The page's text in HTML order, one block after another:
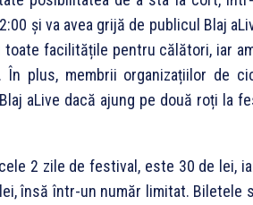
și va avea grijă de publicul Blaj
toate facilitățile pentru călători, iar
plus, membrii organizațiilor de
aLive dacă ajung pe două roți la
2 zile de festival, este 30 de lei,
însă într-un număr limitat. Biletele